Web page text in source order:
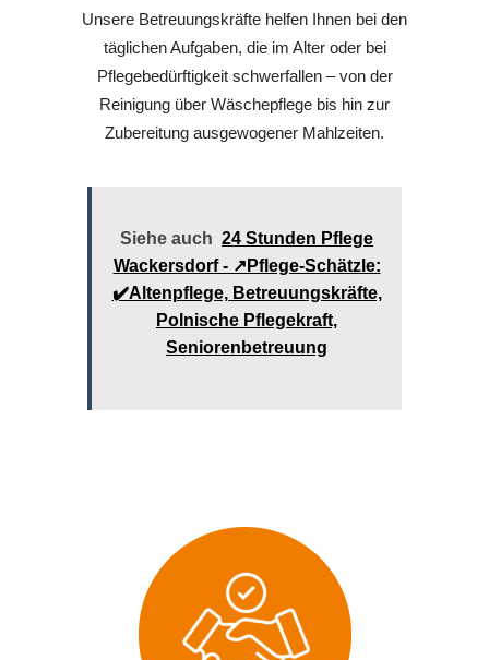
Unsere Betreuungskräfte helfen Ihnen bei den
täglichen Aufgaben, die im Alter oder bei
Pflegebedürftigkeit schwerfallen – von der
Reinigung über Wäschepflege bis hin zur
Zubereitung ausgewogener Mahlzeiten.
Siehe auch 24 Stunden Pflege
Wackersdorf - ↗️Pflege-Schätzle:
✔️Altenpflege, Betreuungskräfte,
Polnische Pflegekraft,
Seniorenbetreuung